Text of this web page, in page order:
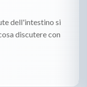
dell'intestino si
discutere con